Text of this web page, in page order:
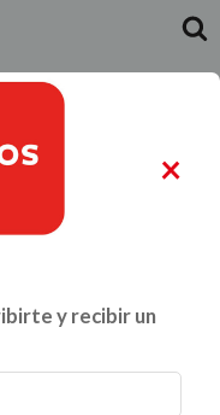
palabreras
×
y recibir un